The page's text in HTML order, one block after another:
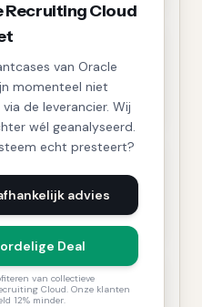
Recruiting Cloud
van Oracle
momenteel niet
de leverancier. Wij
wél geanalyseerd.
echt presteert?
advies
Deal
van collectieve
Cloud. Onze klanten
12% minder.